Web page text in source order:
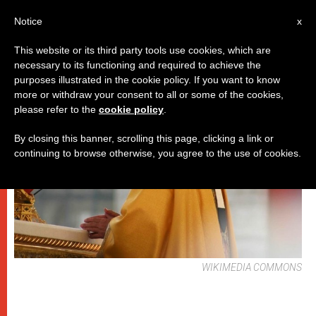
ESCATOLOGIA E CAUSE DEI SANTI
WIKIMEDIA COMMONS
x
Notice
This website or its third party tools use cookies, which are
necessary to its functioning and required to achieve the
purposes illustrated in the cookie policy. If you want to know
more or withdraw your consent to all or some of the cookies,
please refer to the cookie policy
By closing this banner, scrolling this page, clicking a link or
continuing to browse otherwise, you agree to the use of cookies.